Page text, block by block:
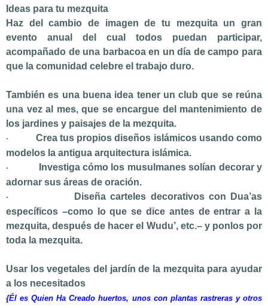
Ideas para tu mezquita
Haz del cambio de imagen de tu mezquita un gran
evento anual del cual todos puedan participar,
acompañado de una barbacoa en un día de campo para
que la comunidad celebre el trabajo duro.
También es una buena idea tener un club que se reúna
una vez al mes, que se encargue del mantenimiento de
los jardines y paisajes de la mezquita.
·
Crea tus propios diseños islámicos usando como
modelos la antigua arquitectura islámica.
·
Investiga cómo los musulmanes solían decorar y
adornar sus áreas de oración.
·
Diseña carteles decorativos con Dua’as
específicos –como lo que se dice antes de entrar a la
mezquita, después de hacer el Wudu’, etc.– y ponlos por
toda la mezquita.
Usar los vegetales del jardín de la mezquita para ayudar
a los necesitados
{Él es Quien Ha Creado huertos, unos con plantas rastreras y otros